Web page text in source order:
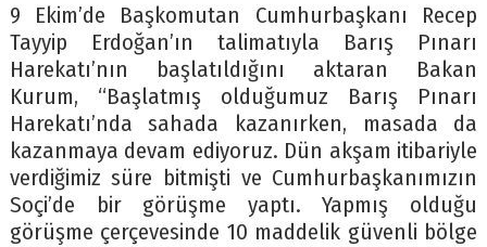
9 Ekim’de Başkomutan Cumhurbaşkanı Recep
Tayyip Erdoğan’ın talimatıyla Barış Pınarı
Harekatı’nın başlatıldığını aktaran Bakan
Kurum, “Başlatmış olduğumuz Barış Pınarı
Harekatı’nda sahada kazanırken, masada da
kazanmaya devam ediyoruz. Dün akşam itibariyle
verdiğimiz süre bitmişti ve Cumhurbaşkanımızın
Soçi’de bir görüşme yaptı. Yapmış olduğu
görüşme çerçevesinde 10 maddelik güvenli bölge